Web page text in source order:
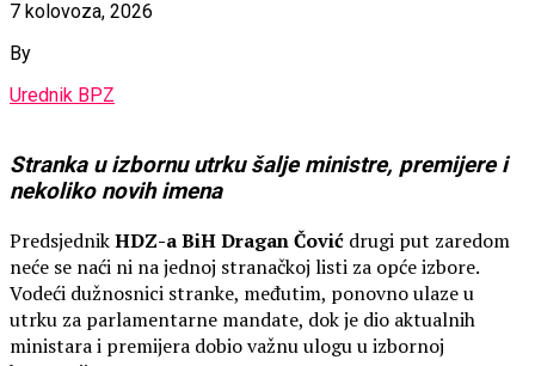
7 kolovoza, 2026
By
Urednik BPZ
Stranka u izbornu utrku šalje ministre, premijere i
nekoliko novih imena
PredsjednikHDZ-a BiH Dragan Čović drugi put zaredom
neće se naći ni na jednoj stranačkoj listi za opće izbore.
Vodeći dužnosnici stranke, međutim, ponovno ulaze u
utrku za parlamentarne mandate, dok je dio aktualnih
ministara i premijera dobio važnu ulogu u izbornoj